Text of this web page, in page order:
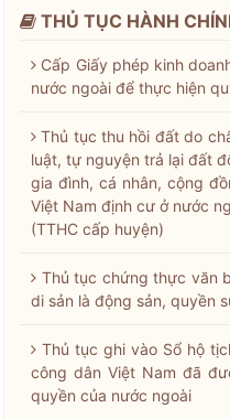
THỦ TỤC HÀNH
Cấp Giấy phép kinh
nước ngoài để thực hiện
Thủ tục thu hồi đất do
luật, tự nguyện trả lại đất
gia đình, cá nhân, cộng
Việt Nam định cư ở nước
(TTHC cấp huyện)
Thủ tục chứng thực văn
di sản là động sản, quyền
Thủ tục ghi vào Sổ hộ
công dân Việt Nam đã
quyền của nước ngoài